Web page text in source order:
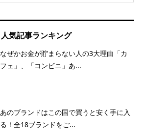
人気記事ランキング
なぜかお金が貯まらない人の3大理由「カ
フェ」、「コンビニ」あ...
あのブランドはこの国で買うと安く手に入
る！全18ブランドをご...